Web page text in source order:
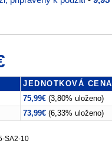
JEDNOTKOVÁ CENA
75,99€ (3,80% uloženo)
73,99€ (6,33% uloženo)
SA2-10